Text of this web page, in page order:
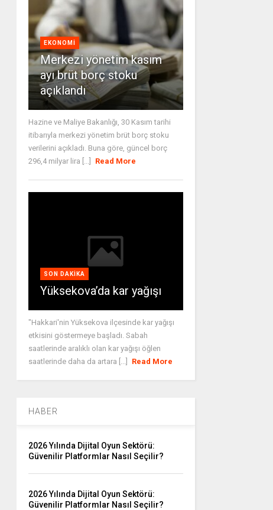
EKONOMI
Merkezi yönetim kasım
ayı brüt borç stoku
açıklandı
Hazine ve Maliye Bakanlığı, 30 Kasım tarihi
itibarıyla merkezi yönetim brüt borç stoku
verilerini açıkladı. Buna göre, güncel borç
296,4 milyar lira [...]
Read More
SON DAKIKA
Yüksekova’da kar yağışı
"Hakkari'nin Yüksekova ilçesinde kar yağışı
etkisini göstermeye başladı. Sabah
saatlerinde aralıklı olan kar yağışı öğlen
saatlerinde daha da artara [...]
Read More
HABER
2026 Yılında Dijital Oyun Sektörü:
Güvenilir Platformlar Nasıl Seçilir?
2026 Yılında Dijital Oyun Sektörü:
Güvenilir Platformlar Nasıl Seçilir?